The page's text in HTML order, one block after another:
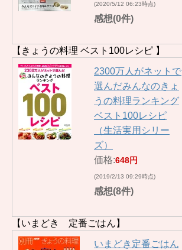
(2020/5/12 06:23時点)
感想(0件)
【きょうの料理 ベスト100レシピ 】
2300万人がネットで
選んだみんなのきょ
うの料理ランキング
ベスト100レシピ
（生活実用シリー
ズ）
価格:648円
(2019/2/13 09:29時点)
感想(8件)
【いまどき 定番ごはん】
いまどき定番ごはん